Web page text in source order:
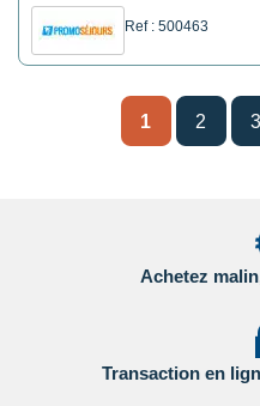
Ref : 500463
1 2 3
Achetez
Transaction en